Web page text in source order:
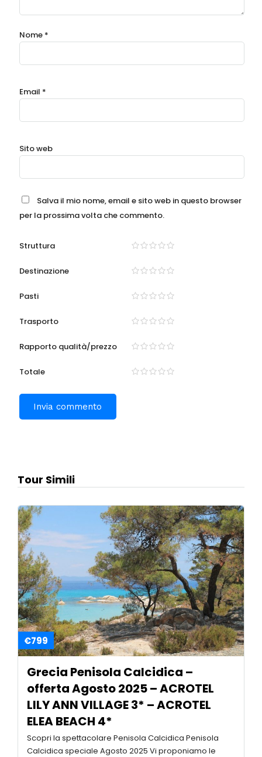
Nome *
Email *
Sito web
Salva il mio nome, email e sito web in questo browser
per la prossima volta che commento.
Struttura
Destinazione
Pasti
Trasporto
Rapporto qualità/prezzo
Totale
Tour Simili
€799
Grecia Penisola Calcidica –
offerta Agosto 2025 – ACROTEL
LILY ANN VILLAGE 3* – ACROTEL
ELEA BEACH 4*
Scopri la spettacolare Penisola Calcidica Penisola
Calcidica speciale Agosto 2025 Vi proponiamo le